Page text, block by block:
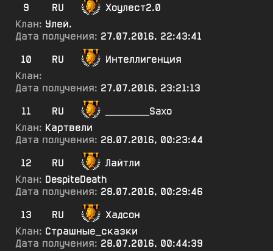
9
RU
Хоулест2.0
Клан: Улей.
Дата получения: 27.07.2016, 22:43:41
10
RU
Интеллигенция
Клан:
Дата получения: 27.07.2016, 23:21:13
11
RU
________Saxo
Клан: Картвели
Дата получения: 28.07.2016, 00:23:44
12
RU
Лайтли
Клан: DespiteDeath
Дата получения: 28.07.2016, 00:29:46
13
RU
Хадсон
Клан: Страшные_сказки
Дата получения: 28.07.2016, 00:44:39